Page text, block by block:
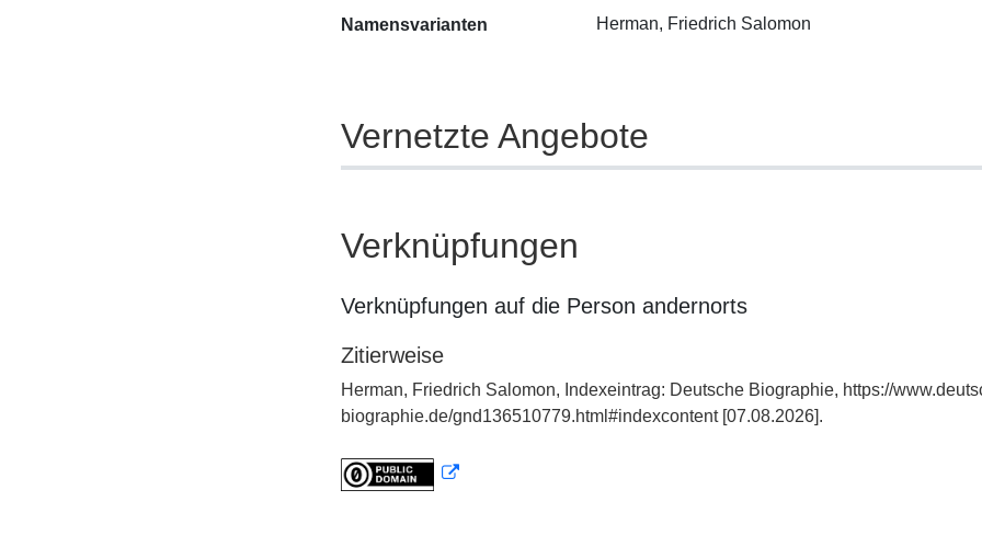
Namensvarianten
Herman, Friedrich Salomon
Vernetzte Angebote
Verknüpfungen
Verknüpfungen auf die Person andernorts
Zitierweise
Herman, Friedrich Salomon, Indexeintrag: Deutsche Biographie, https://
biographie.de/gnd136510779.html#indexcontent [07.08.2026].